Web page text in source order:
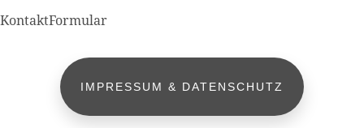
KontaktFormular
IMPRESSUM & DATENSCHUTZ